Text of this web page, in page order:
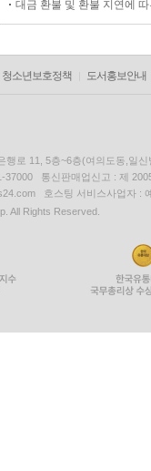
대금 환불 및 환불 지연에
청소년보호정책 도서홍보안내
행로 11, 5층~6층(여의도동,일신
37000 통신판매업신고 : 제
호스팅 서비스사업자 :
All Rights Reserved.